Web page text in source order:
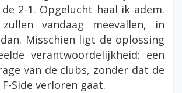
2-1. Opgelucht haal ik adem.
vandaag meevallen, in
Misschien ligt de oplossing
verantwoordelijkheid: een
van de clubs, zonder dat de
Side verloren gaat.